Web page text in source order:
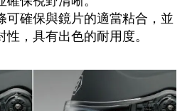
可確保與鏡片的適當粘合，並
，具有出色的耐用度。